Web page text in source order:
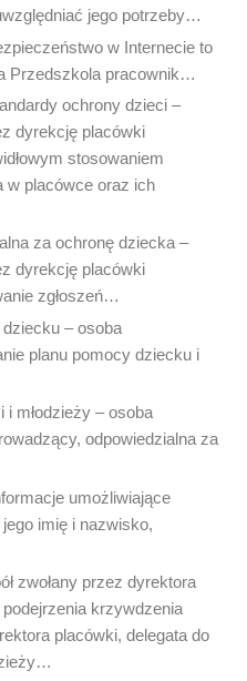
jego potrzeby…
w Internecie to
Przedszkola pracownik…
ochrony dzieci –
dyrekcję placówki
stosowaniem
w placówce oraz ich
za ochronę dziecka –
dyrekcję placówki
zgłoszeń…
– osoba
planu pomocy dziecku i
i młodzieży – osoba
odpowiedzialna za
umożliwiające
imię i nazwisko,
zwołany przez dyrektora
krzywdzenia
placówki, delegata do